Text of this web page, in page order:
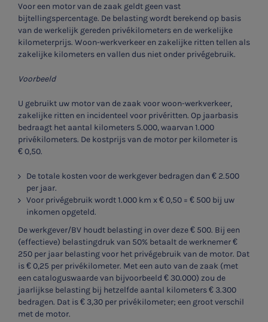
Voor een motor van de zaak geldt geen vast
bijtellingspercentage. De belasting wordt berekend op basis
van de werkelijk gereden privékilometers en de werkelijke
kilometerprijs. Woon-werkverkeer en zakelijke ritten tellen als
zakelijke kilometers en vallen dus niet onder privégebruik.
Voorbeeld
U gebruikt uw motor van de zaak voor woon-werkverkeer,
zakelijke ritten en incidenteel voor privéritten. Op jaarbasis
bedraagt het aantal kilometers 5.000, waarvan 1.000
privékilometers. De kostprijs van de motor per kilometer is
€ 0,50.
De totale kosten voor de werkgever bedragen dan € 2.500
per jaar.
Voor privégebruik wordt 1.000 km x € 0,50 = € 500 bij uw
inkomen opgeteld.
De werkgever/BV houdt belasting in over deze € 500. Bij een
(effectieve) belastingdruk van 50% betaalt de werknemer €
250 per jaar belasting voor het privégebruik van de motor. Dat
is € 0,25 per privékilometer. Met een auto van de zaak (met
een cataloguswaarde van bijvoorbeeld € 30.000) zou de
jaarlijkse belasting bij hetzelfde aantal kilometers € 3.300
bedragen. Dat is € 3,30 per privékilometer; een groot verschil
met de motor.